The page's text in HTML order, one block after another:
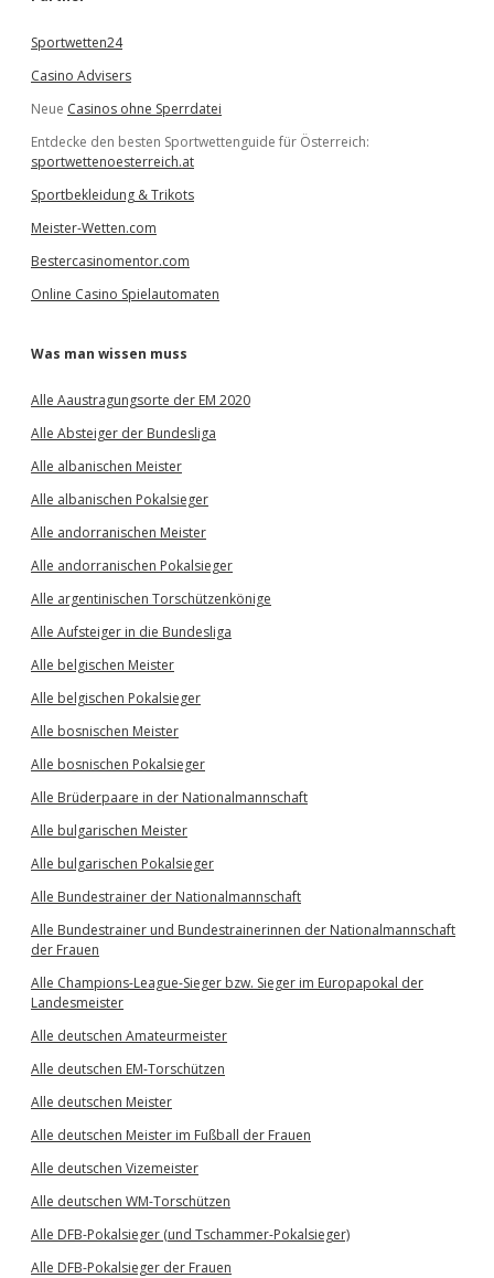
Sportwetten24
Casino Advisers
Neue Casinos ohne Sperrdatei
Entdecke den besten Sportwettenguide für Österreich:
sportwettenoesterreich.at
Sportbekleidung & Trikots
Meister-Wetten.com
Bestercasinomentor.com
Online Casino Spielautomaten
Was man wissen muss
Alle Aaustragungsorte der EM 2020
Alle Absteiger der Bundesliga
Alle albanischen Meister
Alle albanischen Pokalsieger
Alle andorranischen Meister
Alle andorranischen Pokalsieger
Alle argentinischen Torschützenkönige
Alle Aufsteiger in die Bundesliga
Alle belgischen Meister
Alle belgischen Pokalsieger
Alle bosnischen Meister
Alle bosnischen Pokalsieger
Alle Brüderpaare in der Nationalmannschaft
Alle bulgarischen Meister
Alle bulgarischen Pokalsieger
Alle Bundestrainer der Nationalmannschaft
Alle Bundestrainer und Bundestrainerinnen der Nationalmannschaft
der Frauen
Alle Champions-League-Sieger bzw. Sieger im Europapokal der
Landesmeister
Alle deutschen Amateurmeister
Alle deutschen EM-Torschützen
Alle deutschen Meister
Alle deutschen Meister im Fußball der Frauen
Alle deutschen Vizemeister
Alle deutschen WM-Torschützen
Alle DFB-Pokalsieger (und Tschammer-Pokalsieger)
Alle DFB-Pokalsieger der Frauen